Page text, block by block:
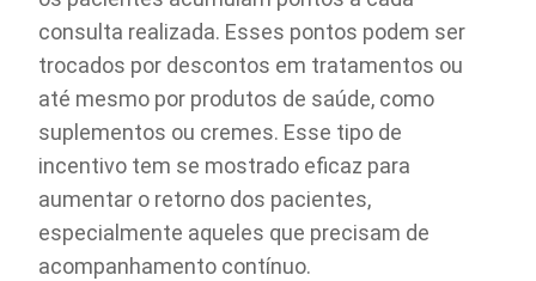
consulta realizada. Esses pontos podem ser
trocados por descontos em tratamentos ou
até mesmo por produtos de saúde, como
suplementos ou cremes. Esse tipo de
incentivo tem se mostrado eficaz para
aumentar o retorno dos pacientes,
especialmente aqueles que precisam de
acompanhamento contínuo.